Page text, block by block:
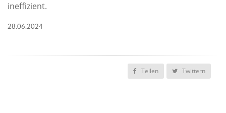
ineffizient.
28.06.2024
Teilen Twittern